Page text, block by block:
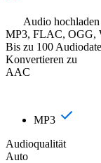
Audio hochladen
MP3, FLAC, OGG,
Bis zu 100
Konvertieren zu
AAC
MP3
Audioqualität
Auto